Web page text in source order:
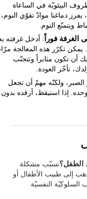
البيئويّة في الساعاة
يفرز دماغنا موادّ تقوّي النوم،
ويتمنّع النوم.
الغرفة فوراً : أدخل غرفته
يمكن تكرّر هذه المعالجة
أن تكون مثابراً وتتجنّب
تأخّر العودة.
الصبر، ولكنّه مهمّ أن تجعل
إذا استيقظ، أرقده بدون
الطفل؟تسبّب مشكلة
إلى طبيب الأطفال أو
النفسيّة